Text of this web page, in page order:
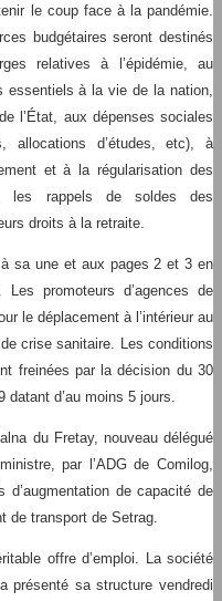
le coup face à la pandémie.
budgétaires seront destinés
relatives à l’épidémie, au
à la vie de la nation,
l’État, aux dépenses sociales
allocations d’études, etc), à
et à la régularisation des
les rappels de soldes des
droits à la retraite.
à sa une et aux pages 2 et 3 en
Les promoteurs d’agences de
le déplacement à l’intérieur au
crise sanitaire. Les conditions
freinées par la décision du 30
d’au moins 5 jours.
du Fretay, nouveau délégué
par l’ADG de Comilog,
d’augmentation de capacité de
de transport de Setrag.
offre d’emploi. La société
présenté sa structure vendredi